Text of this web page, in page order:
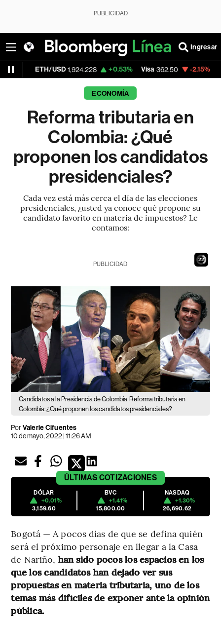
PUBLICIDAD
Ingresar
1,924.228 +0.53% Visa 362.50 -2.15%
ECONOMÍA
Reforma tributaria en
Colombia: ¿Qué
proponen los candidatos
presidenciales?
Cada vez está más cerca el día de las elecciones
presidenciales, ¿usted ya conoce qué propone su
candidato favorito en materia de impuestos? Le
contamos:
21
PUBLICIDAD
Candidatos a la Presidencia de Colombia Reforma tributaria en
Colombia: ¿Qué proponen los candidatos presidenciales?
PorValerie Cifuentes
10 de mayo, 2022 | 11:26 AM
ÚLTIMAS COTIZACIONES
DÓLAR
+0.01%
3,159.60
BVC
+1.41%
15,800.00
NASDAQ
+1.30%
26,690.62
Bogotá — A pocos días de que se defina quién
será el próximo personaje en llegar a la Casa
de Nariño, han sido pocos los espacios en los
que los candidatos han dejado ver sus
propuestas en materia tributaria, uno de los
temas más difíciles de exponer ante la opinión
pública.